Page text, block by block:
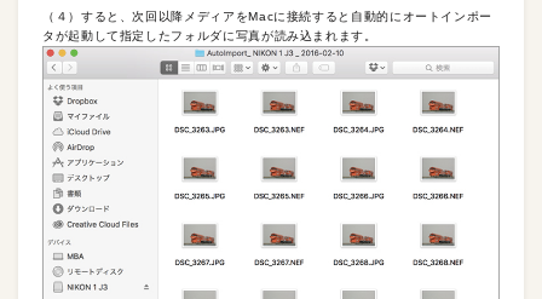
（４）すると、次回以降メディアをMacに接続すると自動的にオートインポー
タが起動して指定したフォルダに写真が読み込まれます。